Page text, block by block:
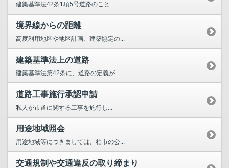
建築基準法42条1項5号道路のこと...
境界線からの距離
高度利用地区や地区計画、建築協定の...
建築基準法上の道路
建築基準法第42条に、道路の定義が...
道路工事施行承認申請
私人が市道に関する工事を施行し...
用途地域照会
用途地域等につきましては、柏市の公...
交通規制や交通違反の取り締まり